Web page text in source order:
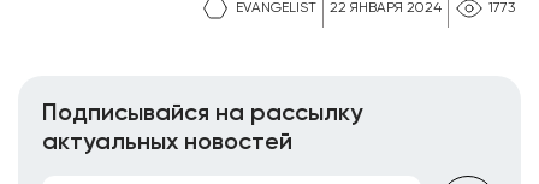
EVANGELIST 22 ЯНВАРЯ 2024 1773
Подписывайся на рассылку
актуальных новостей